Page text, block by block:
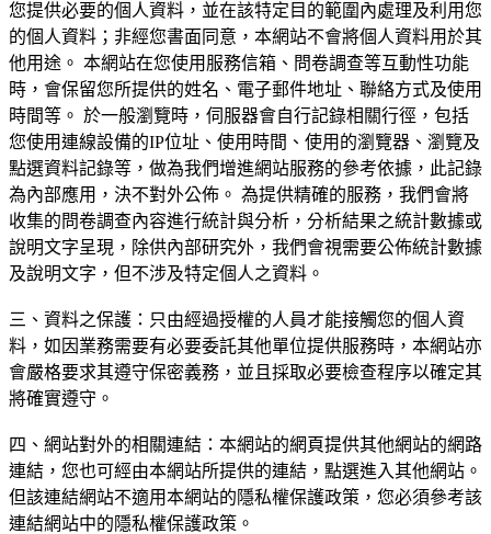
您提供必要的個人資料，並在該特定目的範圍內處理及利用您
的個人資料；非經您書面同意，本網站不會將個人資料用於其
他用途。 本網站在您使用服務信箱、問卷調查等互動性功能
時，會保留您所提供的姓名、電子郵件地址、聯絡方式及使用
時間等。 於一般瀏覽時，伺服器會自行記錄相關行徑，包括
您使用連線設備的IP位址、使用時間、使用的瀏覽器、瀏覽及
點選資料記錄等，做為我們增進網站服務的參考依據，此記錄
為內部應用，決不對外公佈。 為提供精確的服務，我們會將
收集的問卷調查內容進行統計與分析，分析結果之統計數據或
說明文字呈現，除供內部研究外，我們會視需要公佈統計數據
及說明文字，但不涉及特定個人之資料。
三、資料之保護：只由經過授權的人員才能接觸您的個人資
料，如因業務需要有必要委託其他單位提供服務時，本網站亦
會嚴格要求其遵守保密義務，並且採取必要檢查程序以確定其
將確實遵守。
四、網站對外的相關連結：本網站的網頁提供其他網站的網路
連結，您也可經由本網站所提供的連結，點選進入其他網站。
但該連結網站不適用本網站的隱私權保護政策，您必須參考該
連結網站中的隱私權保護政策。